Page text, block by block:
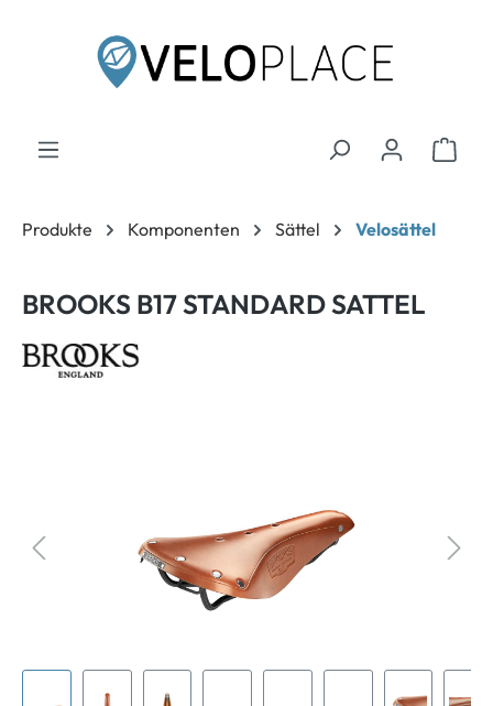
Produkte Komponenten Sättel Velosättel
BROOKS B17 STANDARD SATTEL